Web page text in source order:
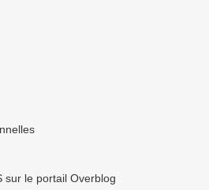
sur le portail Overblog